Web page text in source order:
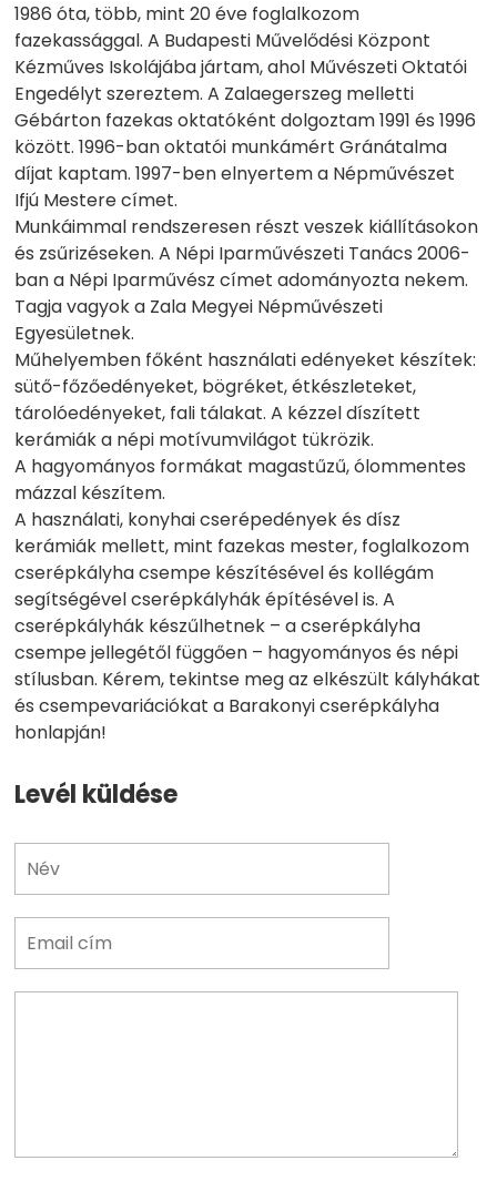
1986 óta, több, mint 20 éve foglalkozom
fazekassággal. A Budapesti Művelődési Központ
Kézműves Iskolájába jártam, ahol Művészeti Oktatói
Engedélyt szereztem. A Zalaegerszeg melletti
Gébárton fazekas oktatóként dolgoztam 1991 és 1996
között. 1996-ban oktatói munkámért Gránátalma
díjat kaptam. 1997-ben elnyertem a Népművészet
Ifjú Mestere címet.
Munkáimmal rendszeresen részt veszek kiállításokon
és zsűrizéseken. A Népi Iparművészeti Tanács 2006-
ban a Népi Iparművész címet adományozta nekem.
Tagja vagyok a Zala Megyei Népművészeti
Egyesületnek.
Műhelyemben főként használati edényeket készítek:
sütő-főzőedényeket, bögréket, étkészleteket,
tárolóedényeket, fali tálakat. A kézzel díszített
kerámiák a népi motívumvilágot tükrözik.
A hagyományos formákat magastűzű, ólommentes
mázzal készítem.
A használati, konyhai cserépedények és dísz
kerámiák mellett, mint fazekas mester, foglalkozom
cserépkályha csempe készítésével és kollégám
segítségével cserépkályhák építésével is. A
cserépkályhák készűlhetnek – a cserépkályha
csempe jellegétől függően – hagyományos és népi
stílusban. Kérem, tekintse meg az elkészült kályhákat
és csempevariációkat a Barakonyi cserépkályha
honlapján!
Levél küldése